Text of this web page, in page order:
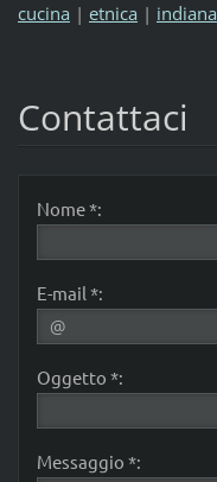
cucina | etnica | indiana
Contattaci
Nome *:
E-mail *:
Oggetto *:
Messaggio *: